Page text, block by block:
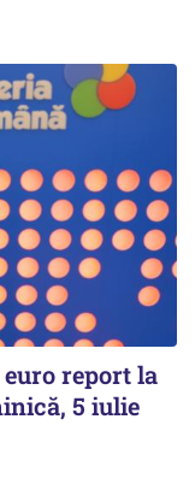
euro report la
5 iulie